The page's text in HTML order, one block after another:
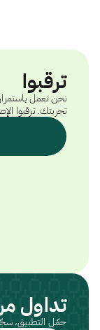
ترقبوا
نحن نعمل
تجربتك. ترقبوا
تداول
حمّل التطبيق،